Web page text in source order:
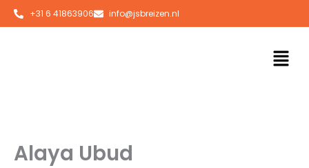
naar
+31 6 41863906 info@jsbreizen.nl
Alaya Ubud